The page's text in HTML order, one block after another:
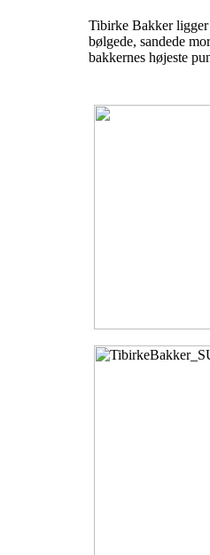
Tibirke Bakker
bølgede, sandede
bakkernes højeste